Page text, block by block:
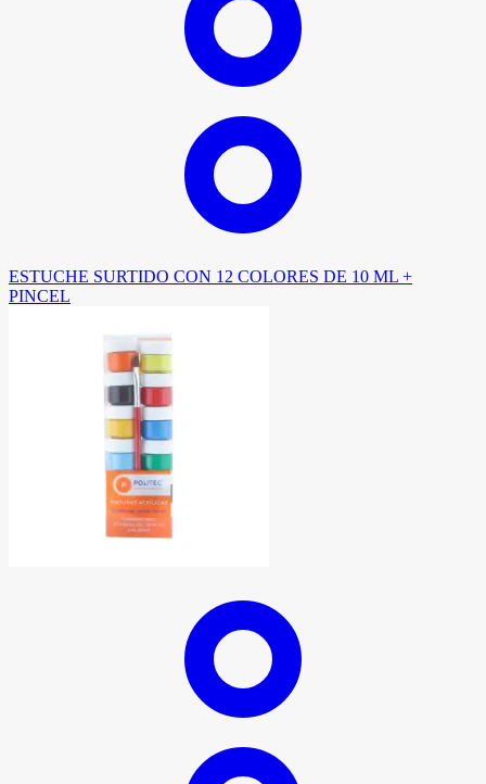
ESTUCHE SURTIDO CON 12 COLORES DE 10 ML +
PINCEL